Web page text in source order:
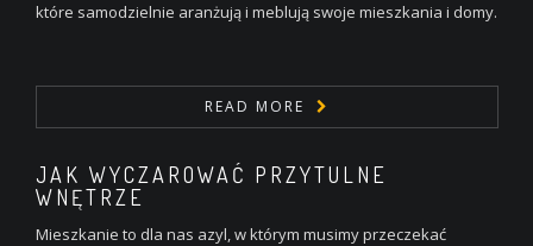
które samodzielnie aranżują i meblują swoje mieszkania i domy.
READ MORE
JAK WYCZAROWAĆ PRZYTULNE
WNĘTRZE
Mieszkanie to dla nas azyl, w którym musimy przeczekać